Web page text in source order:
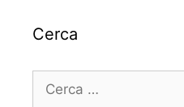
Cerca
Ricerca